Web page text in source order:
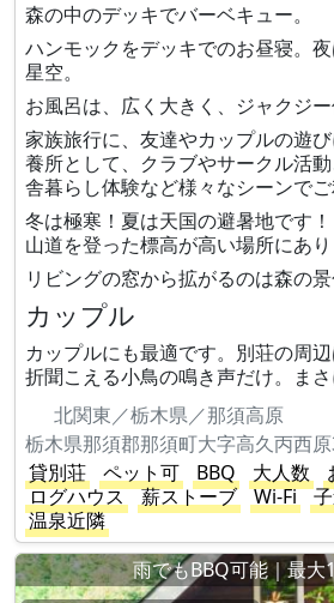
森の中のデッキでバーベキュー。
ハンモックをデッキでのお昼寝。
星空。
お風呂は、広く大きく、ジャクジー
家族旅行に、友達やカップルの遊
養所として、クラブやサークル活
舎暮らし体験など様々なシーンでご
冬は極寒！夏は天国の避暑地です！
山道を登った標高が高い場所にあり
リビングの窓から拡がるのは森の景
カップル
カップルにも最適です。別荘の周
折聞こえる小鳥の鳴き声だけ。まさ
北関東／栃木県／那須高原
栃木県那須郡那須町大字高久丙西
貸別荘
ペット可 BBQ 大人数
ログハウス
薪ストーブ Wi-Fi
温泉近隣
雨でもBBQ可能｜最大